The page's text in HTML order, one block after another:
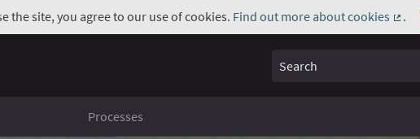
the site, you agree to our use of cookies. Find out more about cookies
.
Search
Processes